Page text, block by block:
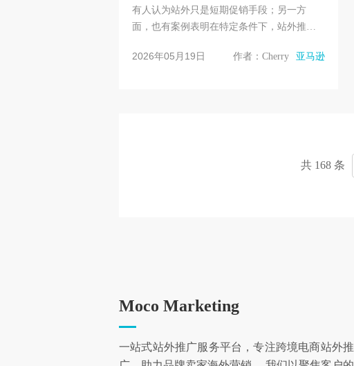
有人认为站外只是短期促销手段；另一方
面，也有案例表明在特定条件下，站外推广
这一现象，要回到亚马逊的底...
2026年05月19日 作者：Cherry 亚马逊
共 168 条
Moco Marketing
一站式站外推广服务平台，专注跨境电商站外推